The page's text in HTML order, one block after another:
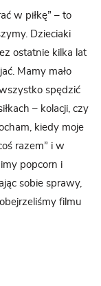
w piłkę” – to
Dzieciaki
ostatnie kilka lat
Mamy mało
spędzić
– kolacji, czy
kiedy moje
razem” i w
popcorn i
sobie sprawy,
filmu